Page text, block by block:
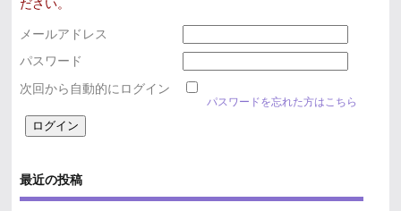
ださい。
メールアドレス
パスワード
次回から自動的にログイン
パスワードを忘れた方はこちら
最近の投稿